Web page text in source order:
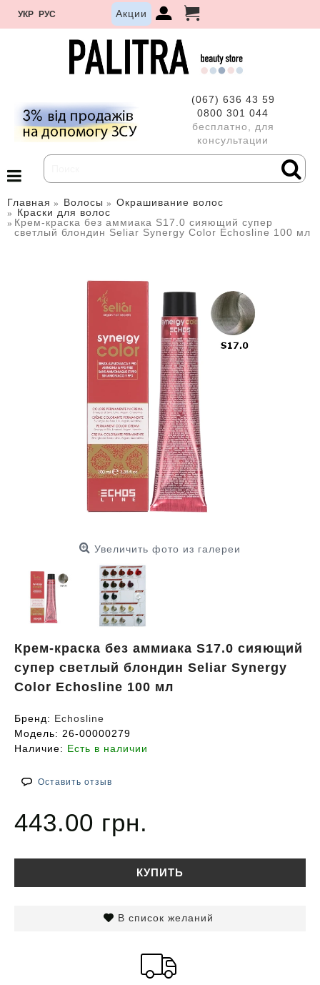
УКР РУС Акции
(067) 636 43 59
0800 301 044
бесплатно, для
консультации
Главная Волосы
Окрашивание волос
Краски для волос
Крем-краска без аммиака S17.0 сияющий супер
светлый блондин Seliar Synergy Color Echosline 100 мл
Увеличить фото из галереи
Крем-краска без аммиака S17.0 сияющий
супер светлый блондин Seliar Synergy
Color Echosline 100 мл
Бренд: Echosline
Модель: 26-00000279
Наличие: Есть в наличии
Оставить отзыв
443.00 грн.
КУПИТЬ
В список желаний